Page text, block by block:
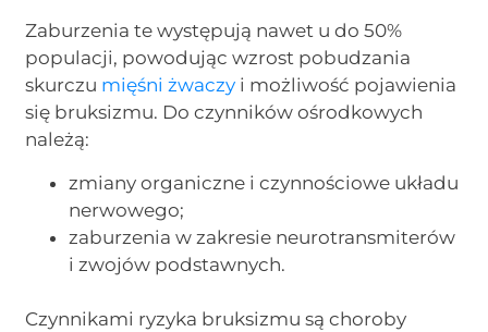
Zaburzenia te występują nawet u do 50%
populacji, powodując wzrost pobudzania
skurczu mięśni żwaczy i możliwość pojawienia
się bruksizmu. Do czynników ośrodkowych
należą:
zmiany organiczne i czynnościowe układu
nerwowego;
zaburzenia w zakresie neurotransmiterów
i zwojów podstawnych.
Czynnikami ryzyka bruksizmu są choroby